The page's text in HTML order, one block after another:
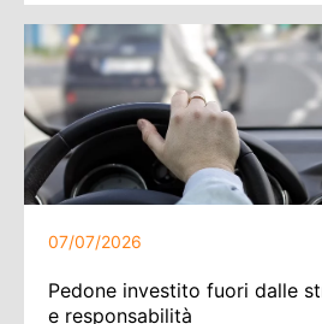
07/07/2026
Pedone investito fuori dalle
e responsabilità